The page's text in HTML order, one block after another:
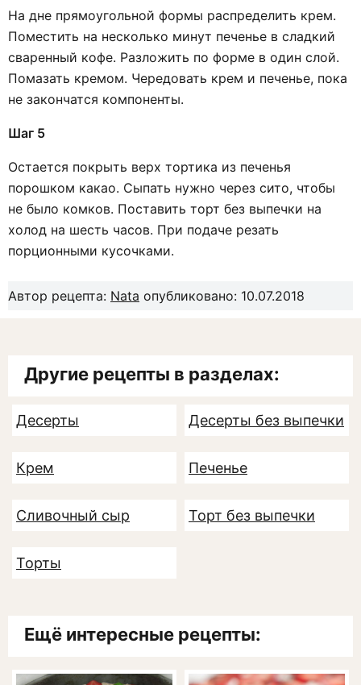
На дне прямоугольной формы распределить крем.
Поместить на несколько минут печенье в сладкий
сваренный кофе. Разложить по форме в один слой.
Помазать кремом. Чередовать крем и печенье, пока
не закончатся компоненты.
Шаг 5
Остается покрыть верх тортика из печенья
порошком какао. Сыпать нужно через сито, чтобы
не было комков. Поставить торт без выпечки на
холод на шесть часов. При подаче резать
порционными кусочками.
Автор рецепта: Nata опубликовано: 10.07.2018
Другие рецепты в разделах:
Десерты Десерты без выпечки
Крем Печенье
Сливочный сыр Торт без выпечки
Торты
Ещё интересные рецепты: